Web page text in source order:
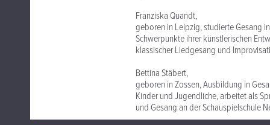
Franziska Quandt,
geboren in Leipzig, studierte Gesang
Schwerpunkte ihrer künstlerischen
klassischer Liedgesang und
Bettina Stäbert,
geboren in Zossen, Ausbildung in
Kinder und Jugendliche, arbeitet als
und Gesang an der Schauspielschule